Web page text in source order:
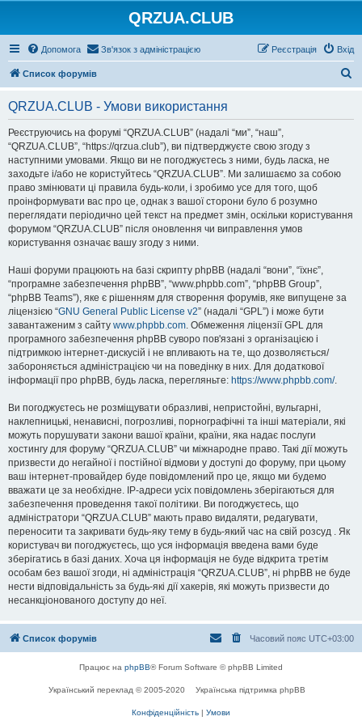
QRZUA.CLUB
Допомога Зв'язок з адміністрацією Вхід
Реєстрація
Список форумів
QRZUA.CLUB - Умови використання
Реєструючись на форумі “QRZUA.CLUB” (надалі “ми”, “наш”,
“QRZUA.CLUB”, “https://qrzua.club”), ви підтверджуєте свою згоду з
наступними умовами. Якщо ви не погоджуєтесь з ними, будь ласка, не
заходьте і/або не користуйтесь “QRZUA.CLUB”. Ми залишаємо за собою
право змінювати ці правила будь-коли, і зробимо усе для того, щоб
проінформувати вас про це, однак з вашої сторони було б розумно
переглядати періодично цей текст на предмет змін, оскільки користування
форумом “QRZUA.CLUB” після оновлення чи виправлення умов
користування означає вашу згоду з ними.
Наші форуми працюють на базі скрипту phpBB (надалі “вони”, “їхнє”,
“програмне забезпечення phpBB”, “www.phpbb.com”, “phpBB Group”,
“phpBB Teams”), яке є рішенням для створення форумів, яке випущене за
ліцензією “GNU General Public License v2” (надалі “GPL”) і може бути
завантаженим з сайту www.phpbb.com. Обмеження ліцензії GPL для
програмного забезпечення phpBB суворо пов'язані з організацією і
підтримкою інтернет-дискусій і не впливають на те, що дозволяється/
забороняється адміністрацією чи на поведінку в них. Для додаткової
інформації про phpBB, будь ласка, перегляньте: https://www.phpbb.com/.
Ви погоджуєтесь не розміщувати образливі, непристойні, вульгарні,
наклепницькі, ненависні, погрозливі, порнографічні та інші матеріали, які
можуть порушувати закони вашої країни, країни, яка надає послуги
хостингу для форуму “QRZUA.CLUB” чи міжнародне право. Такі дії можуть
призвести до негайної і постійної відмови у доступі до форуму, при цьому
ваш інтернет-провайдер буде повідомлений про це, якщо ми будемо
вважати це за необхідне. IP-адреси усіх повідомлень зберігаються для
забезпечення проведення такої політики. Ви погоджуєтесь, що
адміністратори “QRZUA.CLUB” мають право видаляти, редагувати,
переносити та закривати будь-яку тему в будь-який час на свій розсуд . Як
користувач ви погоджуєтесь, що уся інформація введена вами буде
зберігатись в базі даних. Хоча ця інформація не буде відкрита третім
особам без вашої згоди, ні адміністрація “QRZUA.CLUB”, ні phpBB не буде
нести відповідальність за будь-які дії хакерів, які можуть призвести до
несанкціонованого доступу до неї.
Список форумів Часовий пояс UTC+03:00
Працює на phpBB® Forum Software © phpBB Limited
Український переклад © 2005-2020 Українська підтримка phpBB
Конфіденційність | Умови